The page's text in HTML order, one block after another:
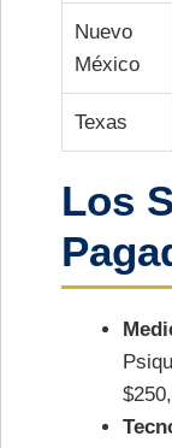
Nuevo
México
Texas
Los